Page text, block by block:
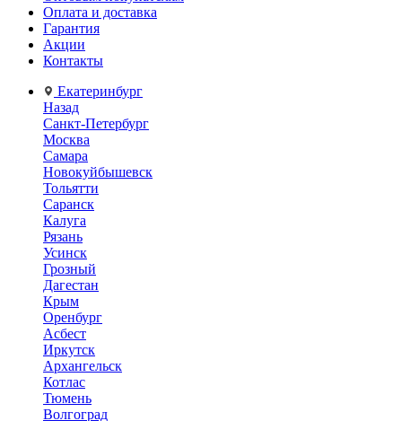
Оплата и доставка
Гарантия
Акции
Контакты
Екатеринбург
Назад
Санкт-Петербург
Москва
Самара
Новокуйбышевск
Тольятти
Саранск
Калуга
Рязань
Усинск
Грозный
Дагестан
Крым
Оренбург
Асбест
Иркутск
Архангельск
Котлас
Тюмень
Волгоград